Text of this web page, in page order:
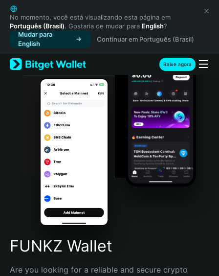
English
日本語
Tiếng Việt
Русский
Español (Latinoamérica)
Türkçe
Italiano
Português (Portugal)
Bahasa Indonesia
Português (Brasil)
Español (Argentina)
No momento, você está visualizando esta página em
Português (Brasil). Gostaria de mudar para English?
Mudar para
English
Continuar em Português (Brasil)
Baixe agora
FUNKZ Wallet
Are you looking for a reliable and secure crypto